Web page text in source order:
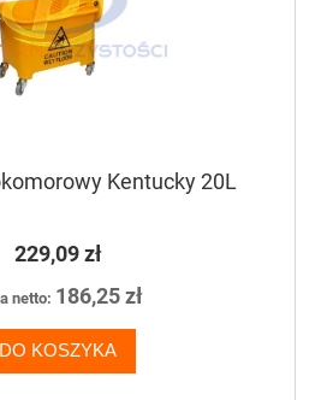
Kentucky 20L
229,09 zł
netto: 186,25 zł
DO KOSZYKA